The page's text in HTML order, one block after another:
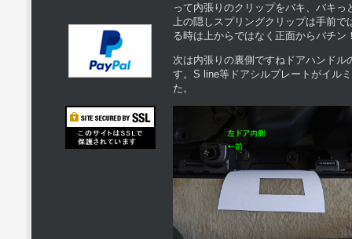
って内張りのクリップをバキ、バキ
上の隠しスプリングクリップは手前
る時は上からではなく正面からバチン
次は内張りの裏側ですねドアハンド
す。S line等ドアシルプレートがイル
た。